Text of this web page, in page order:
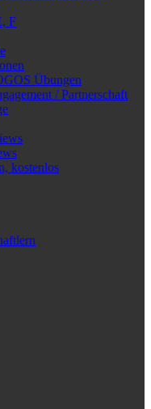
F
Übungen
/ Partnerschaft
kostenlos